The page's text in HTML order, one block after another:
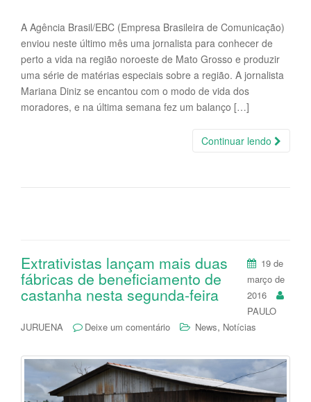
A Agência Brasil/EBC (Empresa Brasileira de Comunicação)
enviou neste último mês uma jornalista para conhecer de
perto a vida na região noroeste de Mato Grosso e produzir
uma série de matérias especiais sobre a região. A jornalista
Mariana Diniz se encantou com o modo de vida dos
moradores, e na última semana fez um balanço […]
Continuar lendo
Extrativistas lançam mais duas
fábricas de beneficiamento de
castanha nesta segunda-feira
19 de
março de
2016
PAULO
JURUENA
Deixe um comentário News, Notícias